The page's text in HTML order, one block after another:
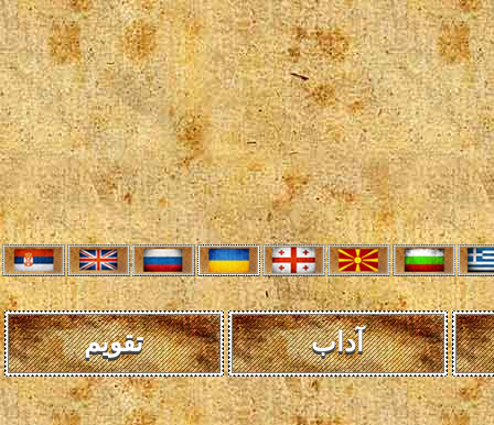
تقویم آداب